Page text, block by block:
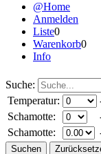
@Home
Anmelden
Liste0
Warenkorb0
Info
Suche:
Temperatur:
Schamotte:
Schamotte: